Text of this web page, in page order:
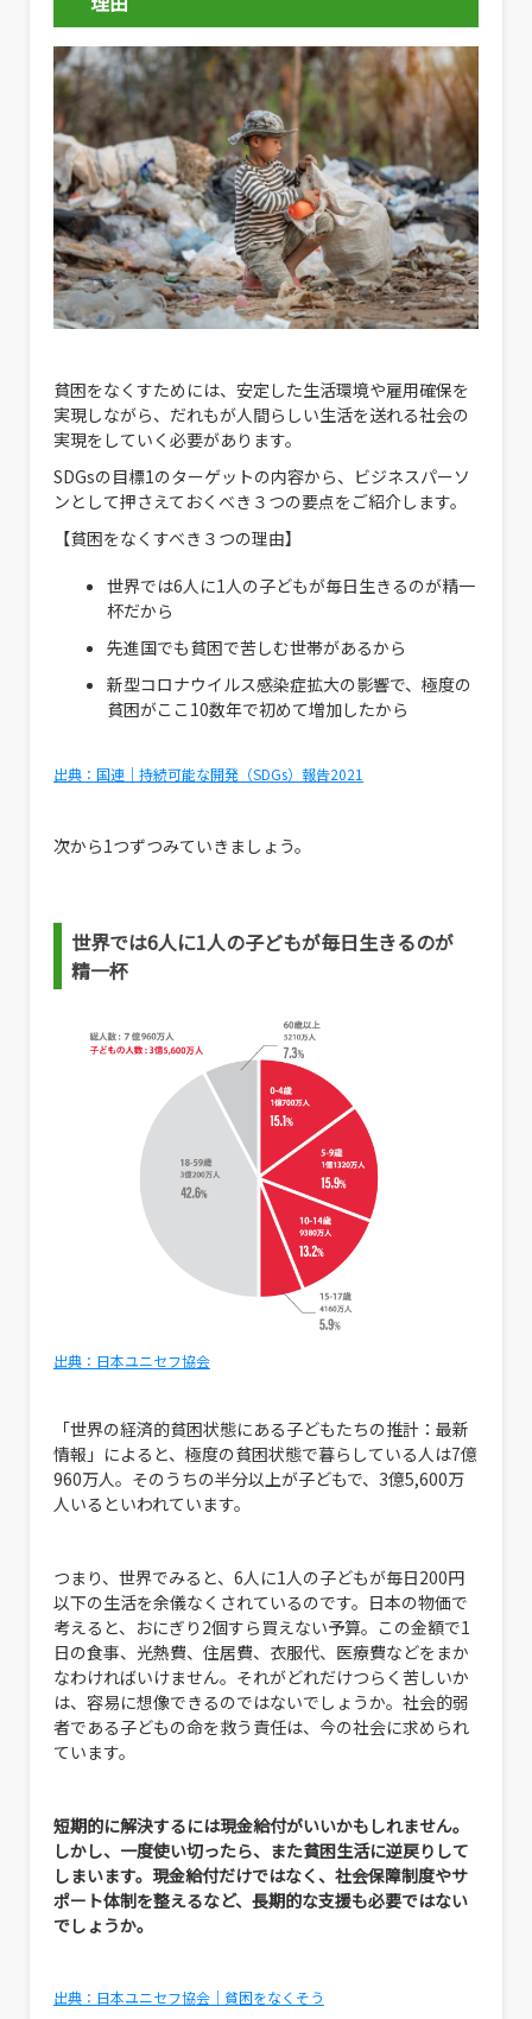
貧困をなくすためには、安定した生活環境や雇用確保を
実現しながら、だれもが人間らしい生活を送れる社会の
実現をしていく必要があります。
SDGsの目標1のターゲットの内容から、ビジネスパーソ
ンとして押さえておくべき３つの要点をご紹介します。
【貧困をなくすべき３つの理由】
世界では6人に1人の子どもが毎日生きるのが精一
杯だから
先進国でも貧困で苦しむ世帯があるから
新型コロナウイルス感染症拡大の影響で、極度の
貧困がここ10数年で初めて増加したから
出典：国連｜持続可能な開発（SDGs）報告2021
次から1つずつみていきましょう。
世界では6人に1人の子どもが毎日生きるのが
精一杯
出典：日本ユニセフ協会
「世界の経済的貧困状態にある子どもたちの推計：最新
情報」によると、極度の貧困状態で暮らしている人は7億
960万人。そのうちの半分以上が子どもで、3億5,600万
人いるといわれています。
つまり、世界でみると、6人に1人の子どもが毎日200円
以下の生活を余儀なくされているのです。日本の物価で
考えると、おにぎり2個すら買えない予算。この金額で1
日の食事、光熱費、住居費、衣服代、医療費などをまか
なわければいけません。それがどれだけつらく苦しいか
は、容易に想像できるのではないでしょうか。社会的弱
者である子どもの命を救う責任は、今の社会に求められ
ています。
短期的に解決するには現金給付がいいかもしれません。
しかし、一度使い切ったら、また貧困生活に逆戻りして
しまいます。現金給付だけではなく、社会保障制度やサ
ポート体制を整えるなど、長期的な支援も必要ではない
でしょうか。
出典：日本ユニセフ協会｜貧困をなくそう